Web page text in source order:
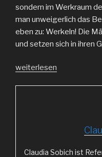
sondern im Werkraum
man unweigerlich das
eben zu: Werkeln! Die
und setzen sich in ihren
„Sand
weiterlesen
Claudia Sobich ist